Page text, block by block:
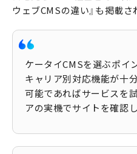
ウェブCMSの違い』も掲載さ
ケータイCMSを選ぶポイ
キャリア別対応機能が十
可能であればサービスを
アの実機でサイトを確認